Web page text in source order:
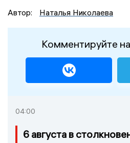
Автор:
Наталья Николаева
Комментируйте
04:00
6 августа в